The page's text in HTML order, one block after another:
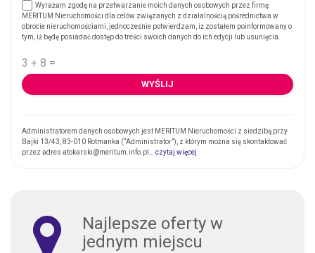
Wyrażam zgodę na przetwarzanie moich danych osobowych przez firmę
MERITUM Nieruchomości dla celów związanych z działalnością pośrednictwa w
obrocie nieruchomościami, jednocześnie potwierdzam, iż zostałem poinformowany o
tym, iż będę posiadać dostęp do treści swoich danych do ich edycji lub usunięcia.
Administratorem danych osobowych jest MERITUM Nieruchomości z siedzibą przy
Bajki 13/43, 83-010 Rotmanka (“Administrator”), z którym można się skontaktować
przez adres atokarski@meritum.info.pl… czytaj więcej
Najlepsze oferty w
jednym miejscu